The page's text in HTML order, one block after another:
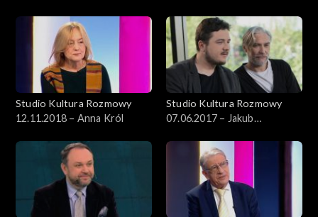
Studio Kultura Rozmowy
12.11.2018 – Anna Król
Studio Kultura Rozmowy
07.06.2017 – Jakub